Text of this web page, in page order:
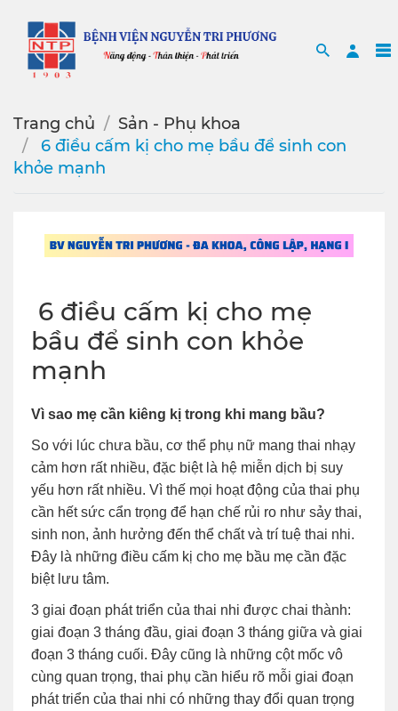
Search
Trang chủ
Sản - Phụ khoa
️ 6 điều cấm kị cho mẹ bầu để sinh con
khỏe mạnh
️ 6 điều cấm kị cho mẹ
bầu để sinh con khỏe
mạnh
Vì sao mẹ cần kiêng kị trong khi mang bầu?
So với lúc chưa bầu, cơ thể phụ nữ mang thai nhạy
cảm hơn rất nhiều, đặc biệt là hệ miễn dịch bị suy
yếu hơn rất nhiều. Vì thế mọi hoạt động của thai phụ
cần hết sức cẩn trọng để hạn chế rủi ro như sảy thai,
sinh non, ảnh hưởng đến thể chất và trí tuệ thai nhi.
Đây là những điều cấm kị cho mẹ bầu mẹ cần đặc
biệt lưu tâm.
3 giai đoạn phát triển của thai nhi được chai thành:
giai đoạn 3 tháng đầu, giai đoạn 3 tháng giữa và giai
đoạn 3 tháng cuối. Đây cũng là những cột mốc vô
cùng quan trọng, thai phụ cần hiểu rõ mỗi giai đoạn
phát triển của thai nhi có những thay đổi quan trọng